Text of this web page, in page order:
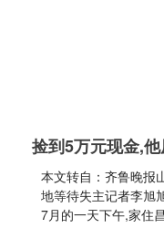
捡到5万元现金,
本文转自：齐鲁晚报
地等待失主记者李旭
7月的一天下午,家住